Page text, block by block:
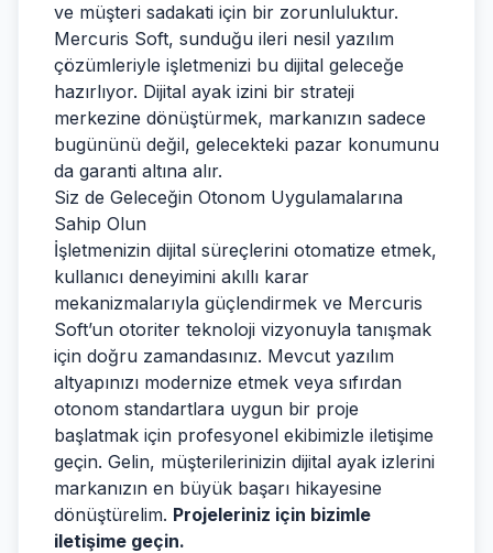
ve müşteri sadakati için bir zorunluluktur.
Mercuris Soft, sunduğu ileri nesil yazılım
çözümleriyle işletmenizi bu dijital geleceğe
hazırlıyor. Dijital ayak izini bir strateji
merkezine dönüştürmek, markanızın sadece
bugününü değil, gelecekteki pazar konumunu
da garanti altına alır.
Siz de Geleceğin Otonom Uygulamalarına
Sahip Olun
İşletmenizin dijital süreçlerini otomatize etmek,
kullanıcı deneyimini akıllı karar
mekanizmalarıyla güçlendirmek ve Mercuris
Soft’un otoriter teknoloji vizyonuyla tanışmak
için doğru zamandasınız. Mevcut yazılım
altyapınızı modernize etmek veya sıfırdan
otonom standartlara uygun bir proje
başlatmak için profesyonel ekibimizle iletişime
geçin. Gelin, müşterilerinizin dijital ayak izlerini
markanızın en büyük başarı hikayesine
dönüştürelim. Projeleriniz için bizimle
iletişime geçin.